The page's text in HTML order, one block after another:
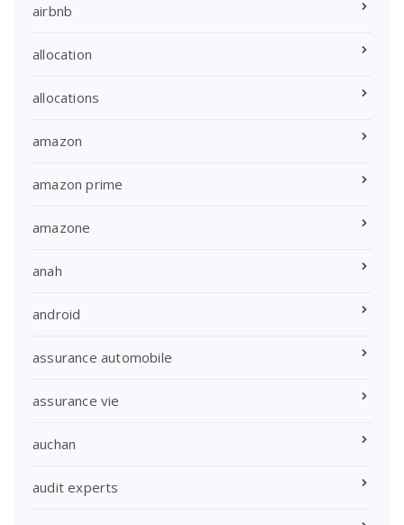
airbnb
allocation
allocations
amazon
amazon prime
amazone
anah
android
assurance automobile
assurance vie
auchan
audit experts